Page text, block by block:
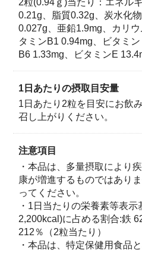
特徴
100万本売れた
「ざくろエラグ酸」は、発売
ほど大好評いただいたざくろ
リーズの商品。ジュースと同
ます。しかもカロリーは
2粒(0.94ｇ)当たり：エネル
0.21g、脂質0.32g、炭水化
0.027g、亜鉛1.9mg、カリ
タミンB1 0.94mg、ビタミ
B6 1.33mg、ビタミンE
1日あたりの摂取目安量
1日あたり2粒を目安にお飲
召し上がりください。
注意項目
・本品は、多量摂取により
康が増進するものではあり
ってください。
・1日当たりの栄養素等表
2,200kcal)に占める割合:鉄
212％（2粒当たり）
・本品は、特定保健用食品